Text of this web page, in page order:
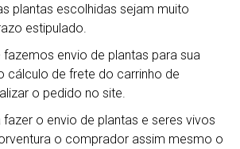
plantas escolhidas sejam muito
estipulado.
envio de plantas para sua
cálculo de frete do carrinho de
o pedido no site.
o envio de plantas e seres vivos
o comprador assim mesmo o